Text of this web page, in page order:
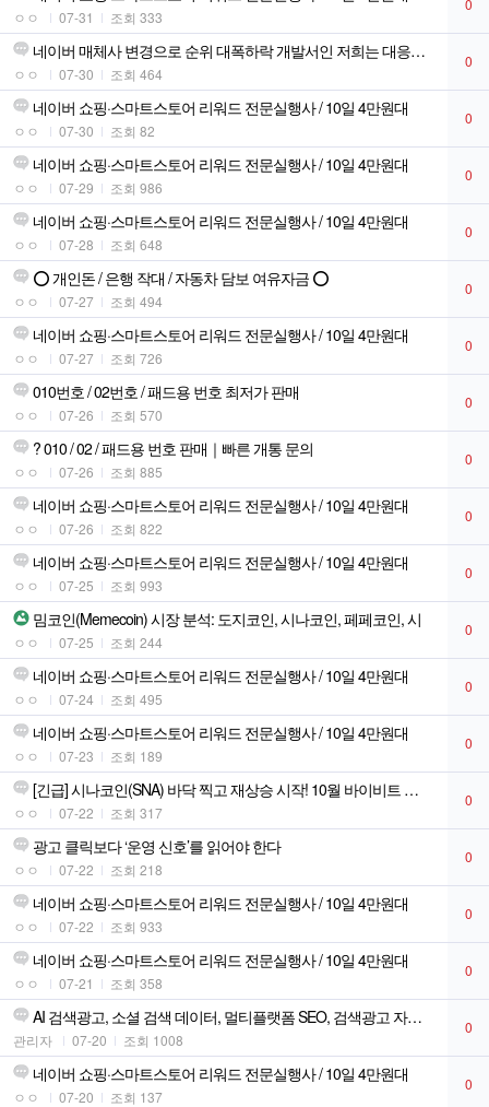
ㅇㅇ 07-31 조회 333
네이버 매체사 변경으로 순위 대폭하락 개발서인 저희는 대응하였습니다!
ㅇㅇ 07-30 조회 464
0
네이버 쇼핑·스마트스토어 리워드 전문실행사 / 10일 4만원대
ㅇㅇ 07-30 조회 82
0
네이버 쇼핑·스마트스토어 리워드 전문실행사 / 10일 4만원대
ㅇㅇ 07-29 조회 986
0
네이버 쇼핑·스마트스토어 리워드 전문실행사 / 10일 4만원대
ㅇㅇ 07-28 조회 648
0
⭕ 개인돈 / 은행 작대 / 자동차 담보 여유자금 ⭕
ㅇㅇ 07-27 조회 494
0
네이버 쇼핑·스마트스토어 리워드 전문실행사 / 10일 4만원대
ㅇㅇ 07-27 조회 726
0
010번호 / 02번호 / 패드용 번호 최저가 판매
ㅇㅇ 07-26 조회 570
0
? 010 / 02 / 패드용 번호 판매｜빠른 개통 문의
ㅇㅇ 07-26 조회 885
0
네이버 쇼핑·스마트스토어 리워드 전문실행사 / 10일 4만원대
ㅇㅇ 07-26 조회 822
0
네이버 쇼핑·스마트스토어 리워드 전문실행사 / 10일 4만원대
ㅇㅇ 07-25 조회 993
0
밈코인(Memecoin) 시장 분석: 도지코인, 시나코인, 페페코인, 시
ㅇㅇ 07-25 조회 244
0
네이버 쇼핑·스마트스토어 리워드 전문실행사 / 10일 4만원대
ㅇㅇ 07-24 조회 495
0
네이버 쇼핑·스마트스토어 리워드 전문실행사 / 10일 4만원대
ㅇㅇ 07-23 조회 189
0
[긴급] 시나코인(SNA) 바닥 찍고 재상승 시작! 10월 바이비트 상장
ㅇㅇ 07-22 조회 317
0
광고 클릭보다 ‘운영 신호’를 읽어야 한다
ㅇㅇ 07-22 조회 218
0
네이버 쇼핑·스마트스토어 리워드 전문실행사 / 10일 4만원대
ㅇㅇ 07-22 조회 933
0
네이버 쇼핑·스마트스토어 리워드 전문실행사 / 10일 4만원대
ㅇㅇ 07-21 조회 358
0
AI 검색광고, 소셜 검색 데이터, 멀티플랫폼 SEO, 검색광고 자동화
관리자 07-20 조회 1008
0
네이버 쇼핑·스마트스토어 리워드 전문실행사 / 10일 4만원대
ㅇㅇ 07-20 조회 137
0